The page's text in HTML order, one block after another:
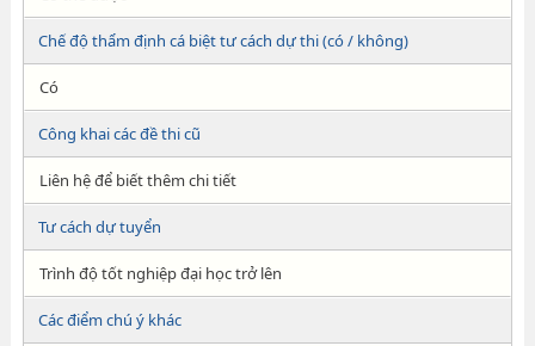
Chế độ thẩm định cá biệt tư cách dự thi (có / không)
Có
Công khai các đề thi cũ
Liên hệ để biết thêm chi tiết
Tư cách dự tuyển
Trình độ tốt nghiệp đại học trở lên
Các điểm chú ý khác